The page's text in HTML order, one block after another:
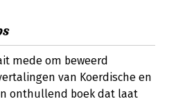
mede om beweerd
van Koerdische en
onthullend boek dat laat